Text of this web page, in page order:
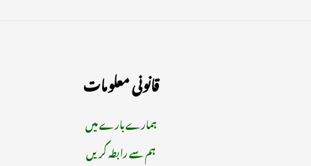
قانونی معلومات
ہمارے بارے میں
ہم سے رابطہ کریں